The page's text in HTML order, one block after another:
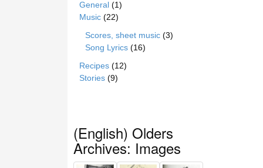
General (1)
Music (22)
Scores, sheet music (3)
Song Lyrics (16)
Recipes (12)
Stories (9)
(English) Olders
Archives: Images